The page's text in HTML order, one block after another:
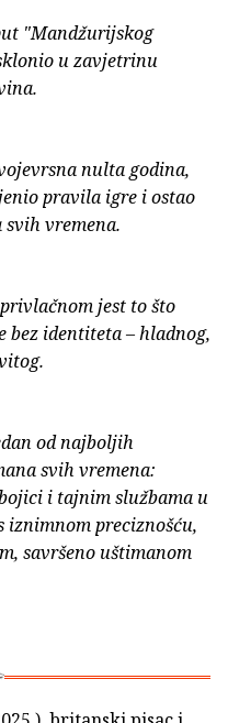
"Mandžurijskog
u zavjetrinu
nulta godina,
pravila igre i ostao
vremena.
jest to što
identiteta – hladnog,
od najboljih
svih vremena:
i tajnim službama u
iznimnom preciznošću,
savršeno uštimanom